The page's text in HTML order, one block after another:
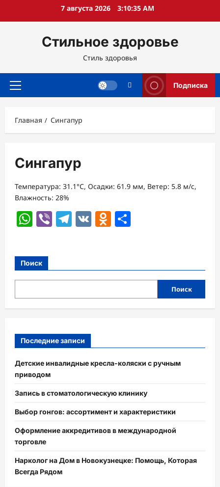
7 августа 2026 3:10:36 AM
Стильное здоровье
Стиль здоровья
Основное
Подписка
Главная Сингапур
Сингапур
Температура: 31.1°C, Осадки: 61.9 мм, Ветер: 5.8 м/с,
Влажность: 28%
WhatsApp
ViberTelegram
VK Odnoklassniki
Поиск
Поиск
Последние записи
Детские инвалидные кресла-коляски с ручным
приводом
Запись в стоматологическую клинику
Выбор гонгов: ассортимент и характеристики
Оформление аккредитивов в международной
торговле
Нарколог на Дом в Новокузнецке: Помощь, Которая
Всегда Рядом